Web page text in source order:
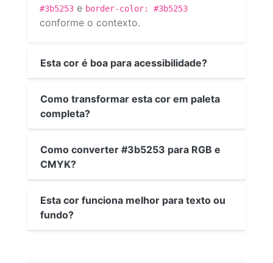
#3b5253 e border-color: #3b5253
conforme o contexto.
Esta cor é boa para acessibilidade?
Como transformar esta cor em paleta
completa?
Como converter #3b5253 para RGB e
CMYK?
Esta cor funciona melhor para texto ou
fundo?